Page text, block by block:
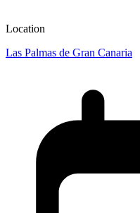
Location
Las Palmas de Gran Canaria